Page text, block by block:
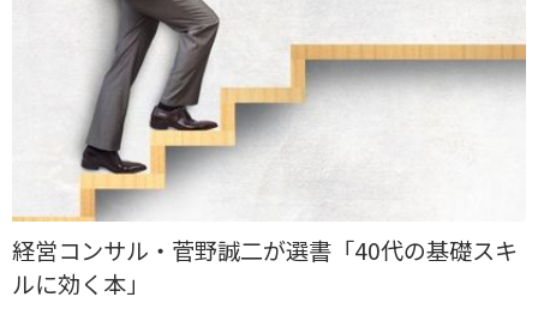
経営コンサル・菅野誠二が選書「40代の基礎スキ
ルに効く本」